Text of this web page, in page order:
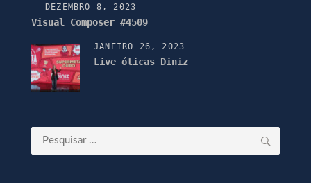
DEZEMBRO 8, 2023
Visual Composer #4509
JANEIRO 26, 2023
Live óticas Diniz
Pesquisar
por: